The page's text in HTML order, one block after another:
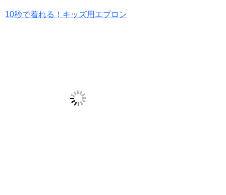
10秒で着れる！キッズ用エプロン